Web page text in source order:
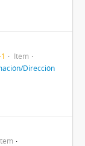
Item
Dirección